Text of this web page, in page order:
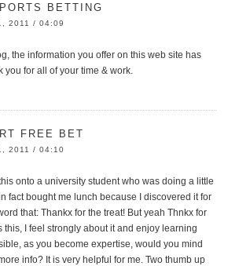
BETTING
2011 / 04:09
the information you offer on this web site has
for all of your time & work.
FREE BET
2011 / 04:10
onto a university student who was doing a little
fact bought me lunch because I discovered it for
that: Thankx for the treat! But yeah Thnkx for
this, I feel strongly about it and enjoy learning
as you become expertise, would you mind
info? It is very helpful for me. Two thumb up